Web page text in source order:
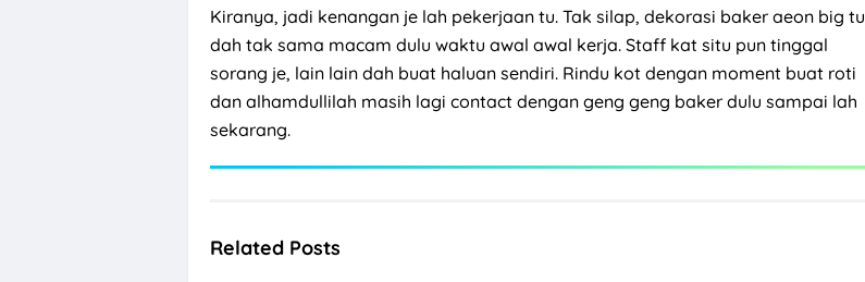
Kiranya, jadi kenangan je lah pekerjaan tu. Tak silap, dekorasi baker aeon big tu
dah tak sama macam dulu waktu awal awal kerja. Staff kat situ pun tinggal
sorang je, lain lain dah buat haluan sendiri. Rindu kot dengan moment buat roti
dan alhamdullilah masih lagi contact dengan geng geng baker dulu sampai lah
sekarang.
Related Posts